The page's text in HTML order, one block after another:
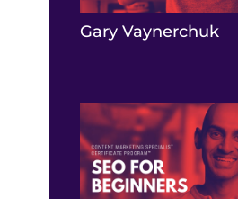
Gary Vaynerchuk